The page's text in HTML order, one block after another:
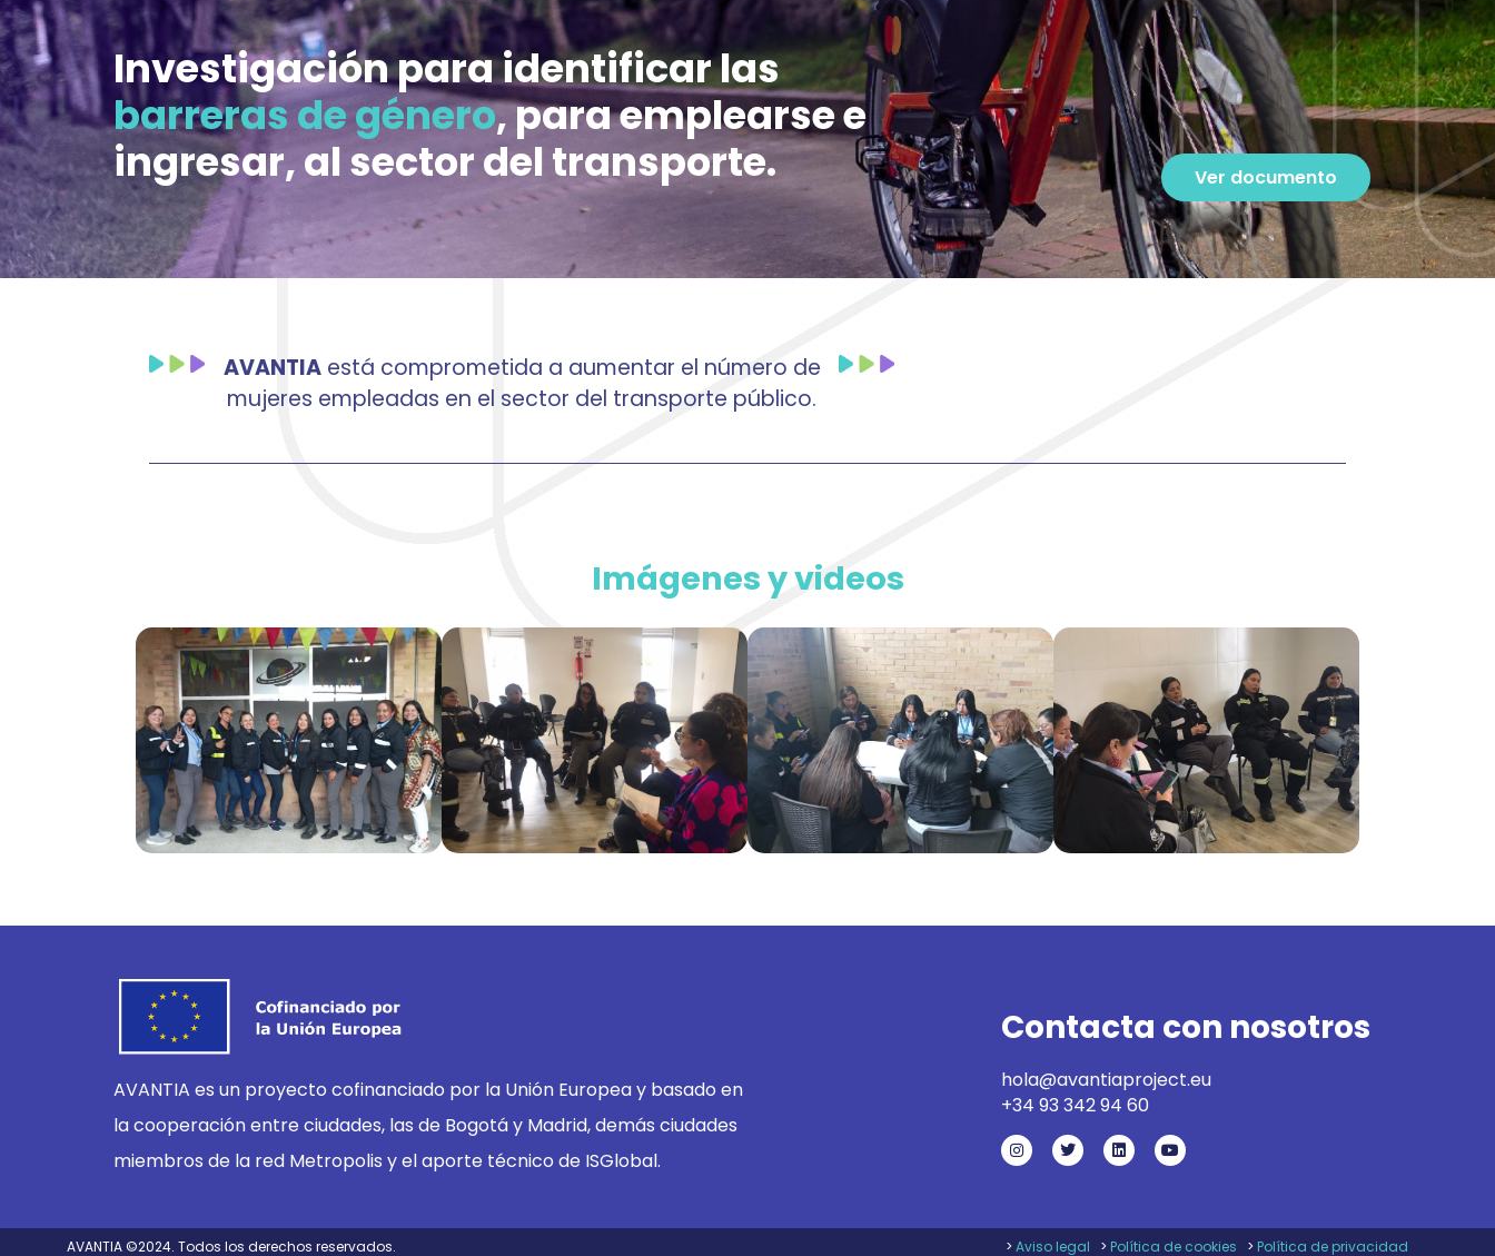
Investigación para identificar las
barreras de género, para emplearse e
ingresar, al sector del transporte.
Ver documento
AVANTIAestá comprometida a aumentar el número de
mujeres empleadas en el sector del transporte público.
Imágenes y videos
AVANTIA es un proyecto cofinanciado por la Unión Europea y basado en
la cooperación entre ciudades, las de Bogotá y Madrid, demás ciudades
miembros de la red Metropolis y el aporte técnico de ISGlobal.
Contacta con nosotros
hola@avantiaproject.eu
+34 93 342 94 60
AVANTIA ©2024. Todos los derechos reservados. > Aviso legal > Política de cookies > Política de privacidad